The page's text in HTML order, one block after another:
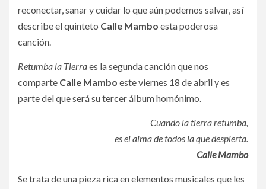
reconectar, sanar y cuidar lo que aún podemos salvar, así
describe el quinteto Calle Mambo esta poderosa
canción.
Retumba la Tierraes la segunda canción que nos
comparte Calle Mambo este viernes 18 de abril y es
parte del que será su tercer álbum homónimo.
Cuando la tierra retumba,
es el alma de todos la que despierta.
Calle Mambo
Se trata de una pieza rica en elementos musicales que les